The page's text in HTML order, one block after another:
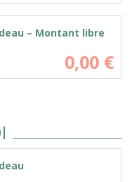
– Montant libre
0,00 €